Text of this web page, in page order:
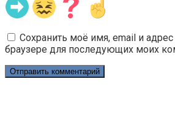
Сохранить моё имя, email и адрес
браузере для последующих моих